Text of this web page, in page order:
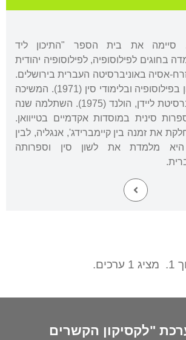
סיימה את בית הספר "התיכון ליד
בחוגים לפילוסופיה, לפילוסופיה יהודית
אסיה באוניברסיטה העברית בירושלים.
בעלת תואר ראשון בפילוסופיה ובלימודי סין (1971). המשיכה
לתואר שני באוניברסיטת ליידן, הולנד (1975). השתלמה שנה
סינית במוסדות אקדמיים בטייוואן.
היא מחלקת את זמנה בין קיימברידג', אנגליה, לבין
מלמדת את לשון סין וספרותה
מציג 1 ערכים.
"לקסיקון הקשרים